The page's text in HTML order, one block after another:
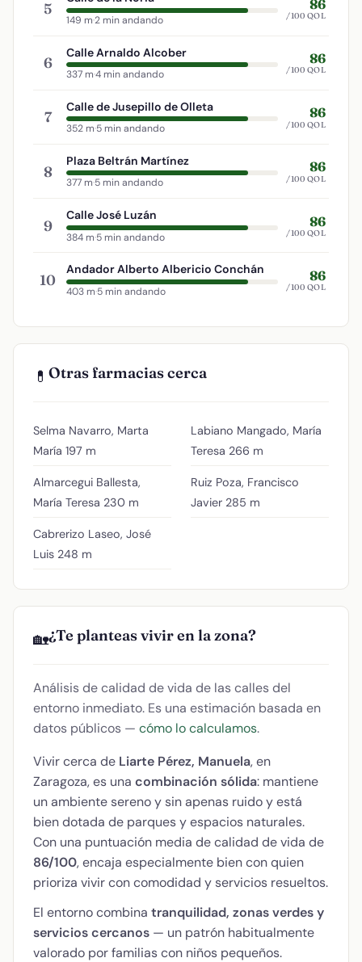
5
149 m·2 min andando
86
/100 QOL
6
Calle Arnaldo Alcober
337 m·4 min andando
86
/100 QOL
7
Calle de Jusepillo de Olleta
352 m·5 min andando
86
/100 QOL
8
Plaza Beltrán Martínez
377 m·5 min andando
86
/100 QOL
9
Calle José Luzán
384 m·5 min andando
86
/100 QOL
10
Andador Alberto Albericio Conchán
403 m·5 min andando
86
/100 QOL
💊 Otras farmacias cerca
Selma Navarro, Marta
María 197 m
Almarcegui Ballesta,
María Teresa 230 m
Cabrerizo Laseo, José
Luis 248 m
Labiano Mangado, María
Teresa 266 m
Ruiz Poza, Francisco
Javier 285 m
🏡¿Te planteas vivir en la zona?
Análisis de calidad de vida de las calles del
entorno inmediato. Es una estimación basada en
datos públicos — cómo lo calculamos.
Vivir cerca de Liarte Pérez, Manuela, en
Zaragoza, es una combinación sólida: mantiene
un ambiente sereno y sin apenas ruido y está
bien dotada de parques y espacios naturales.
Con una puntuación media de calidad de vida de
86/100, encaja especialmente bien con quien
prioriza vivir con comodidad y servicios resueltos.
El entorno combina tranquilidad, zonas verdes y
servicios cercanos — un patrón habitualmente
valorado por familias con niños pequeños.